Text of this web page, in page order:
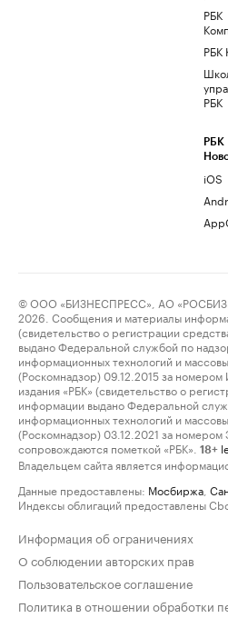
РБК
РБК
РБК
РБК
iOS
© ООО «БИЗНЕСПРЕСС», АО
2026. Сообщения и материалы
(свидетельство о регистрации
выдано Федеральной службой по
информационных технологий и
(Роскомнадзор) 09.12.2015 за
издания «РБК» (свидетельство о
информации выдано Федеральной
информационных технологий и
(Роскомнадзор) 03.12.2021 за
сопровождаются пометкой «РБК».
18+
Владельцем сайта является
Данные предоставлены: Мосбиржа
Индексы облигаций предоставлены
Информация об ограничениях
О соблюдении авторских прав
Пользовательское соглашение
Политика в отношении обработки